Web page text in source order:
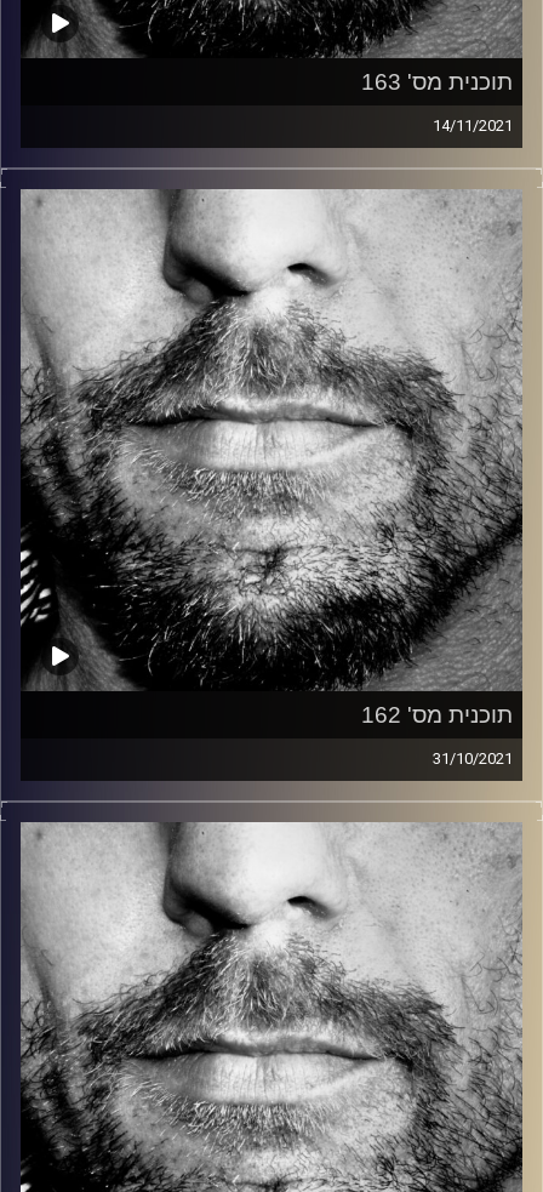
תוכנית מס' 163
14/11/2021
זיפים, מוזיקה מחוספסת של הופעות חיות. הרבה ג'אם, רוק,
בלוז, bluegrass, ג'אז, Fאנק, פרוגרסיב ואפילו אלקטרוניקה.
כל מה שחי, אמיתי ונושם.
עם שמוליק רגב.
קרדיט תמונות: David Goehring
תוכנית מס' 162
31/10/2021
זיפים, מוזיקה מחוספסת של הופעות חיות. הרבה ג'אם, רוק,
בלוז, bluegrass, ג'אז, Fאנק, פרוגרסיב ואפילו אלקטרוניקה.
כל מה שחי, אמיתי ונושם.
עם שמוליק רגב.
קרדיט תמונות: David Goehring